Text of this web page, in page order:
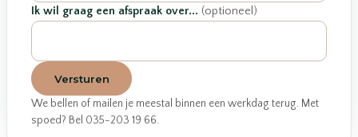
Ik wil graag een afspraak over... (optioneel)
Versturen
We bellen of mailen je meestal binnen een werkdag terug. Met
spoed? Bel 035-203 19 66.